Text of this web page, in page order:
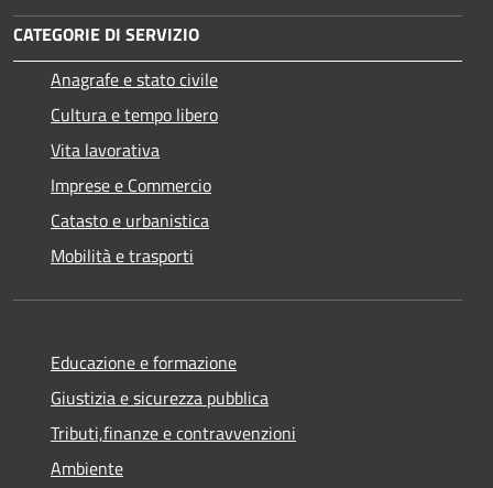
CATEGORIE DI SERVIZIO
Anagrafe e stato civile
Cultura e tempo libero
Vita lavorativa
Imprese e Commercio
Catasto e urbanistica
Mobilità e trasporti
Educazione e formazione
Giustizia e sicurezza pubblica
Tributi,finanze e contravvenzioni
Ambiente